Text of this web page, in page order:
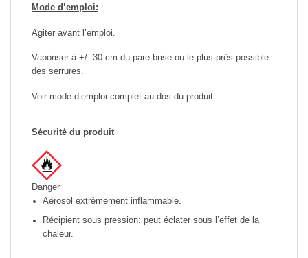
Mode d’emploi:
Agiter avant l’emploi.
Vaporiser à +/- 30 cm du pare-brise ou le plus près possible
des serrures.
Voir mode d’emploi complet au dos du produit.
Sécurité du produit
Danger
Aérosol extrêmement inflammable.
Récipient sous pression: peut éclater sous l’effet de la
chaleur.